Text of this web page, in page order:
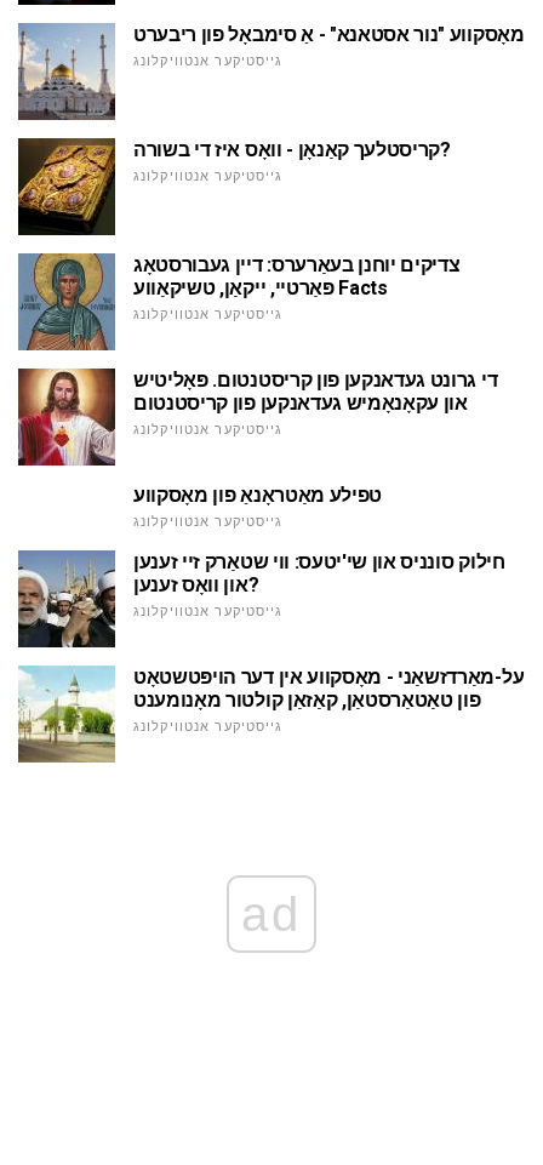
מאָסקווע "נור אסטאנא" - אַ סימבאָל פון ריבערט
גייסטיקער אנטוויקלונג
קריסטלעך קאַנאָן - וואָס איז די בשורה?
גייסטיקער אנטוויקלונג
צדיקים יוחנן בעאַרערס: דיין געבורסטאָג
פּאַרטיי, ייקאַן, טשיקאַווע Facts
גייסטיקער אנטוויקלונג
די גרונט געדאנקען פון קריסטנטום. פּאָליטיש
און עקאָנאָמיש געדאנקען פון קריסטנטום
גייסטיקער אנטוויקלונג
טפילע מאַטראָנאַ פון מאָסקווע
גייסטיקער אנטוויקלונג
חילוק סונניס און שי'יטעס: ווי שטאַרק זיי זענען
און וואָס זענען?
גייסטיקער אנטוויקלונג
על-מאַרדזשאַני - מאָסקווע אין דער הויפּטשטאָט
פון טאַטאַרסטאַן, קאַזאַן קולטור מאָנומענט
גייסטיקער אנטוויקלונג
ad